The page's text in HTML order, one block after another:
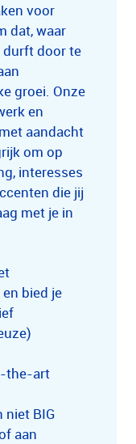
voor
dat, waar
durft door te
groei. Onze
en
aandacht
om op
interesses
die jij
met je in
bied je
the-art
niet BIG
aan